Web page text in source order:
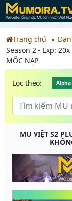
Trang chủ
Season 2 - Exp: 20x
MỐC NẠP
Lọc theo: Alpha
MU VIỆT S2